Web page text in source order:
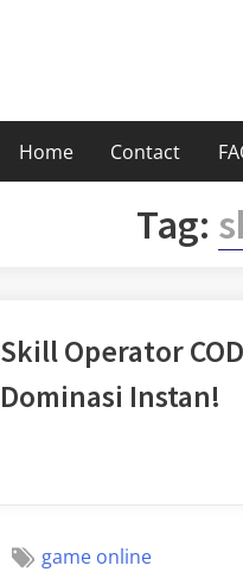
Home Contact
Tag:
Skill Operator
Dominasi Instan!
game online